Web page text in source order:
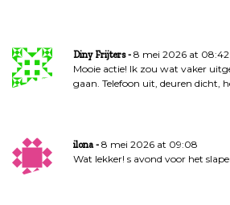
Diny Frijters
8 mei 2026 at 08:42
Mooie actie! Ik zou wat vaker
gaan. Telefoon uit, deuren dicht,
ilona
8 mei 2026 at 09:08
Wat lekker! s avond voor het